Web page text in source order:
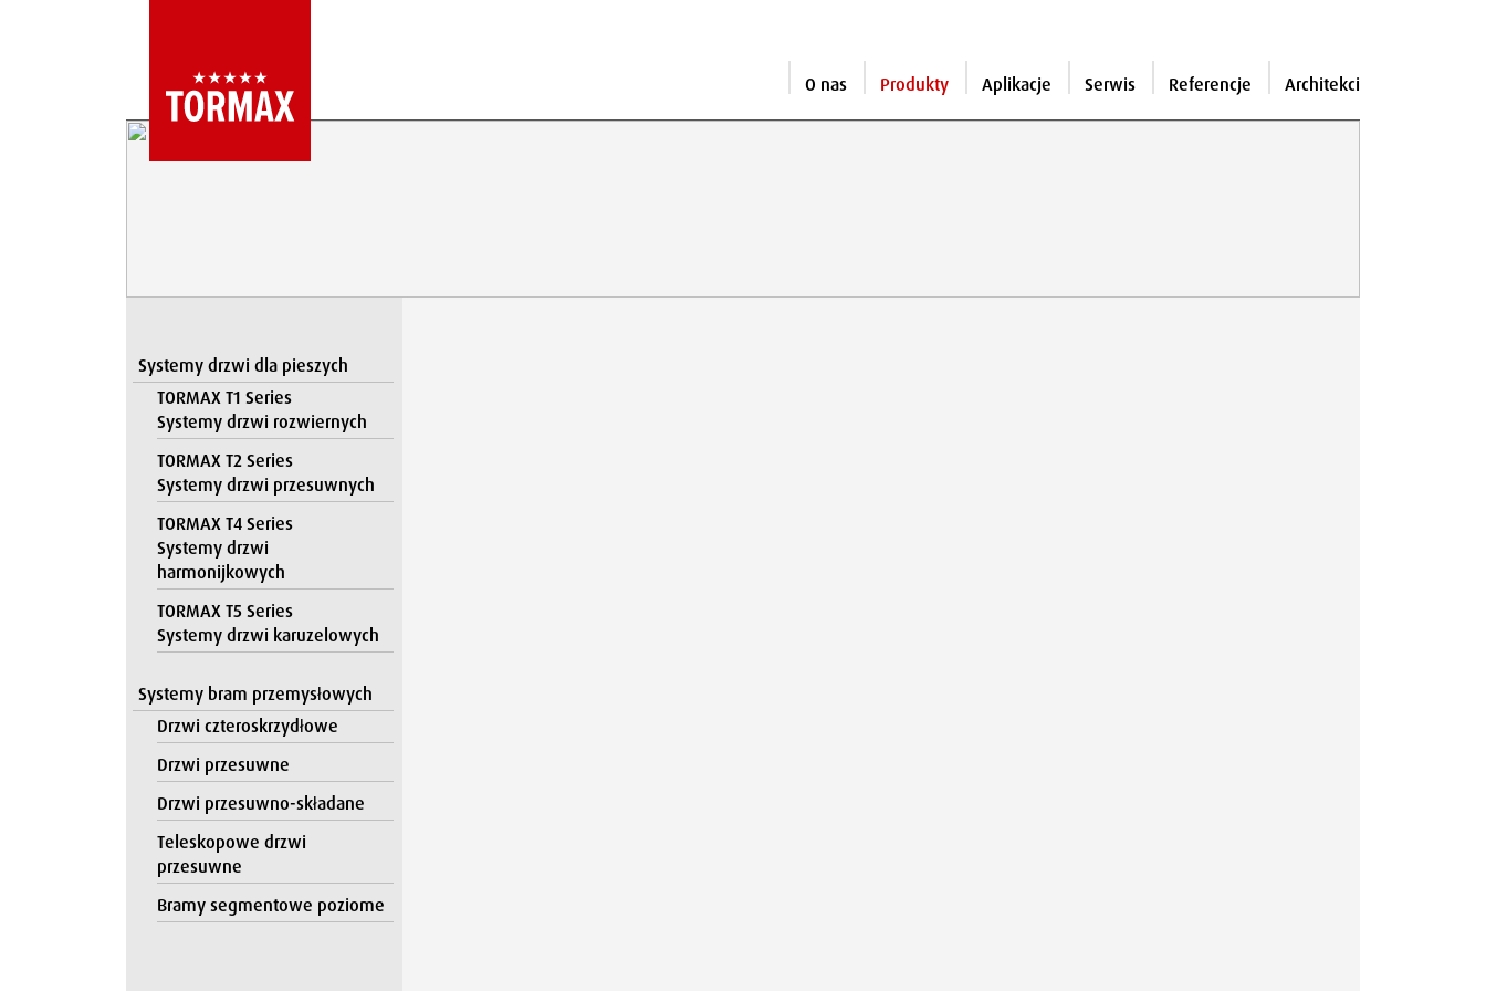
O nas Produkty Aplikacje Serwis Referencje Architekci
Systemy drzwi dla pieszych
TORMAX T1 Series
Systemy drzwi rozwiernych
TORMAX T2 Series
Systemy drzwi przesuwnych
TORMAX T4 Series
Systemy drzwi
harmonijkowych
TORMAX T5 Series
Systemy drzwi karuzelowych
Systemy bram przemysłowych
Drzwi czteroskrzydłowe
Drzwi przesuwne
Drzwi przesuwno-składane
Teleskopowe drzwi
przesuwne
Bramy segmentowe poziome